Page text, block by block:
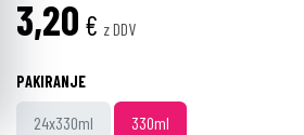
3,20 € z DDV
PAKIRANJE
24x330ml 330ml